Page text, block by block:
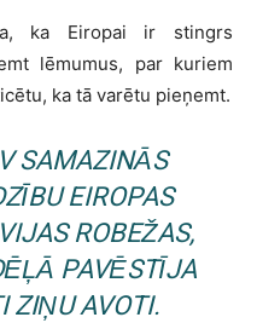
ka Eiropai ir stingrs
lēmumus, par kuriem
ka tā varētu pieņemt.
SAMAZINĀS
EIROPAS
ROBEŽAS,
PAVĒSTĪJA
ZIŅU AVOTI.